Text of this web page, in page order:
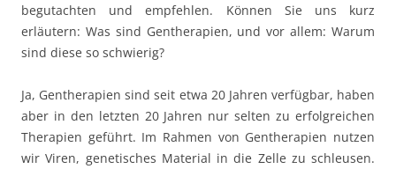
begutachten und empfehlen. Können Sie uns kurz
erläutern: Was sind Gentherapien, und vor allem: Warum
sind diese so schwierig?
Ja, Gentherapien sind seit etwa 20 Jahren verfügbar, haben
aber in den letzten 20 Jahren nur selten zu erfolgreichen
Therapien geführt. Im Rahmen von Gentherapien nutzen
wir Viren, genetisches Material in die Zelle zu schleusen.